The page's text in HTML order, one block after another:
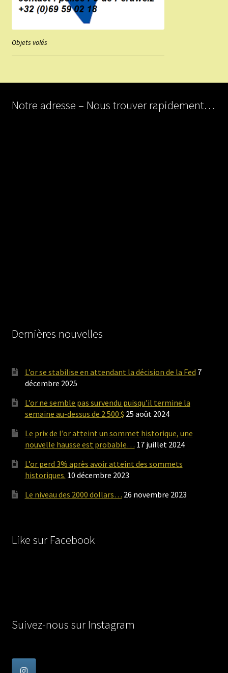
Objets volés
Notre adresse – Nous trouver rapidement…
Dernières nouvelles
L’or se stabilise en attendant la décision de la Fed 7
décembre 2025
L’or ne semble pas survendu puisqu’il termine la
semaine au-dessus de 2 500 $ 25 août 2024
Le prix de l’or atteint un sommet historique, une
nouvelle hausse est probable… 17 juillet 2024
L’or perd 3% après avoir atteint des sommets
historiques. 10 décembre 2023
Le niveau des 2000 dollars… 26 novembre 2023
Like sur Facebook
Suivez-nous sur Instagram